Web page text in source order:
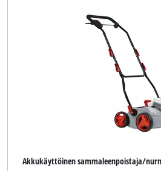
Akkukäyttöinen sammaleenpoistaja/